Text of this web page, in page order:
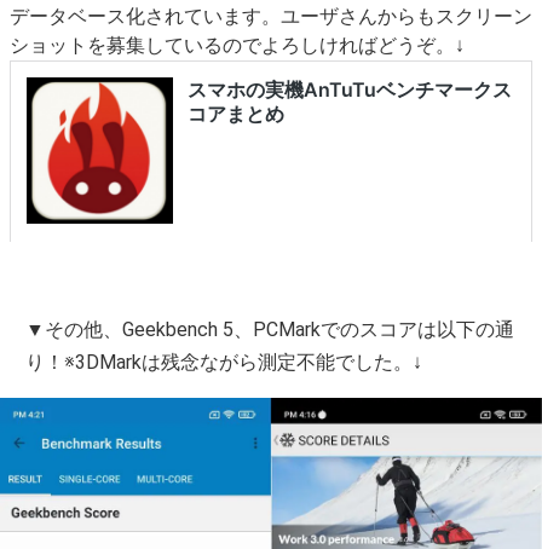
データベース化されています。ユーザさんからもスクリーン
ショットを募集しているのでよろしければどうぞ。↓
▼その他、Geekbench 5、PCMarkでのスコアは以下の通
り！※3DMarkは残念ながら測定不能でした。↓